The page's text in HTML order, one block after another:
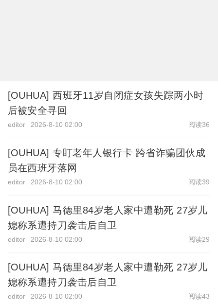
[OUHUA] 西班牙11岁自闭症女孩失踪两小时
后被安全寻回
editor 2026-8-10 02:00 阅读36
[OUHUA] 专盯老年人银行卡 跨省诈骗团伙成
员在西班牙落网
editor 2026-8-10 02:00 阅读39
[OUHUA] 马德里84岁老人家中遭勒死 27岁儿
媳称系遭持刀袭击后自卫
editor 2026-8-10 02:00 阅读29
[OUHUA] 马德里84岁老人家中遭勒死 27岁儿
媳称系遭持刀袭击后自卫
editor 2026-8-10 02:00 阅读43